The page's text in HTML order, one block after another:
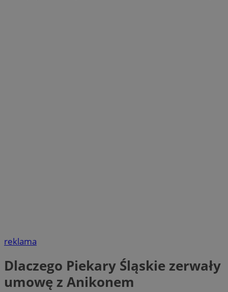
reklama
Dlaczego Piekary Śląskie zerwały
umowę z Anikonem